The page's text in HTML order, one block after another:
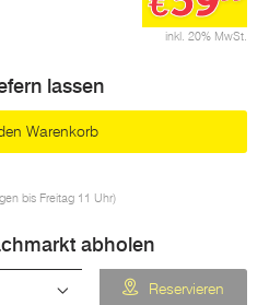
inkl. 20% MwSt.
lassen
Warenkorb
bis Freitag 11 Uhr)
abholen
Reservieren